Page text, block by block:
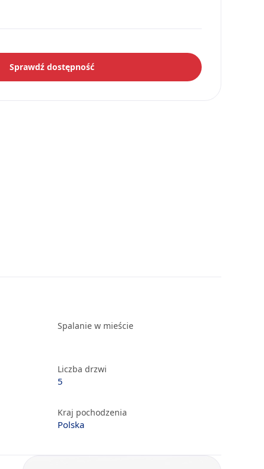
Sprawdź dostępność
Spalanie w mieście
Liczba drzwi
5
Kraj pochodzenia
Polska